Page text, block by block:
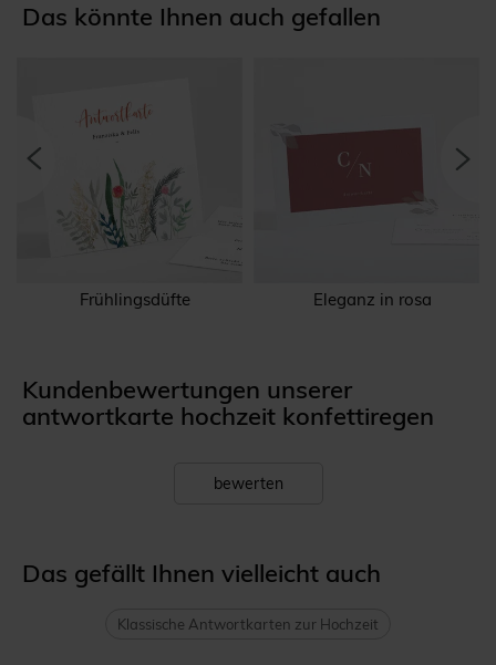
Das könnte Ihnen auch gefallen
Frühlingsdüfte Eleganz in rosa
Kundenbewertungen unserer
antwortkarte hochzeit konfettiregen
bewerten
Das gefällt Ihnen vielleicht auch
Klassische Antwortkarten zur Hochzeit